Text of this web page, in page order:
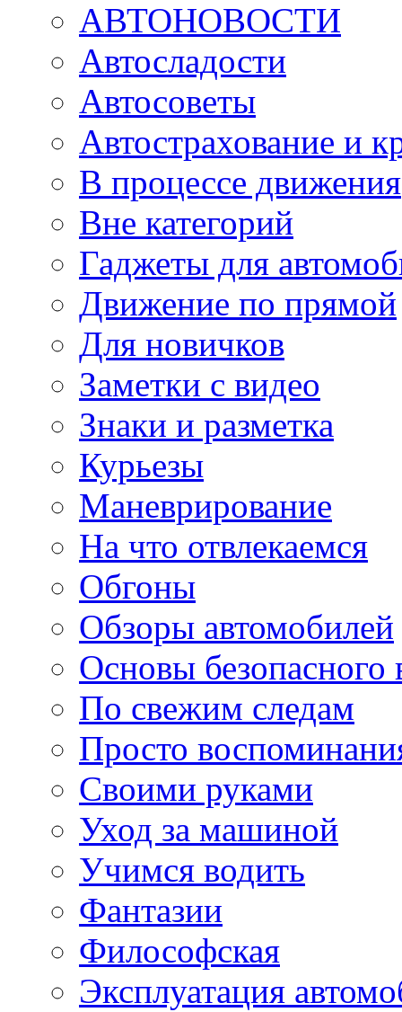
АВТОНОВОСТИ
Автосладости
Автосоветы
Автострахование и
В процессе движения
Вне категорий
Гаджеты для
Движение по прямой
Для новичков
Заметки с видео
Знаки и разметка
Курьезы
Маневрирование
На что отвлекаемся
Обгоны
Обзоры автомобилей
Основы безопасного
По свежим следам
Просто
Своими руками
Уход за машиной
Учимся водить
Фантазии
Философская
Эксплуатация